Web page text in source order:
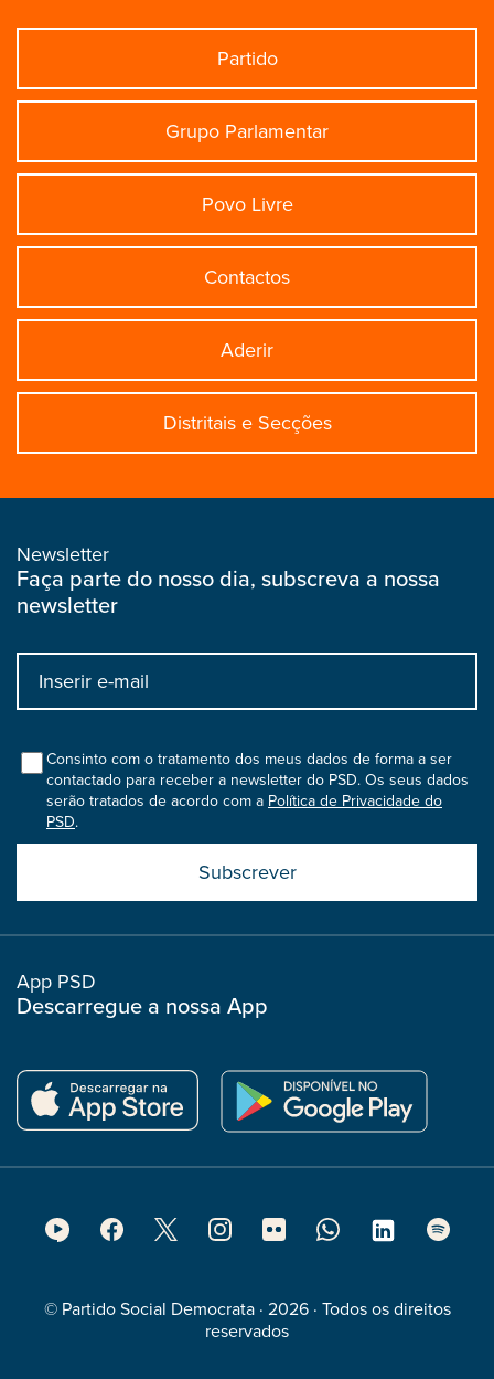
Partido
Grupo Parlamentar
Povo Livre
Contactos
Aderir
Distritais e Secções
Newsletter
Faça parte do nosso dia, subscreva a nossa
newsletter
Input
bootstrap
colConsinto com o tratamento dos meus dados de forma a ser
contactado para receber a newsletter do PSD. Os seus dados
serão tratados de acordo com a Política de Privacidade do
PSD.
boostrap
col
App PSD
Descarregue a nossa App
© Partido Social Democrata · 2026 · Todos os direitos
reservados
Footer
Media